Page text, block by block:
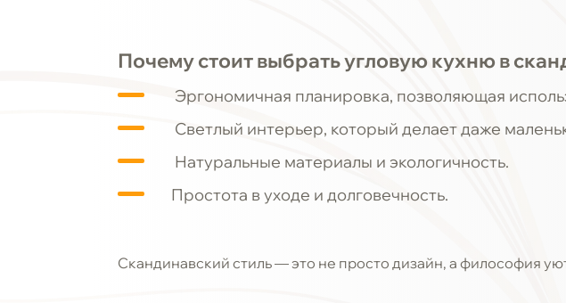
Почему стоит выбрать угловую кухню в
Эргономичная планировка, позволяющая
Светлый интерьер, который делает даже
Натуральные материалы и экологичность.
Простота в уходе и долговечность.
Скандинавский стиль — это не просто дизайн, а философия